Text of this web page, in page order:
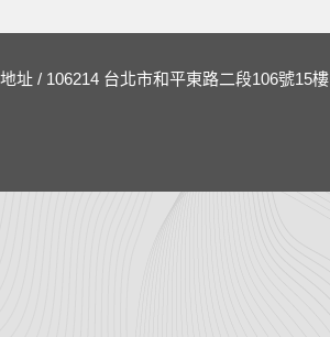
地址 / 106214 台北市和平東路二段106號15樓